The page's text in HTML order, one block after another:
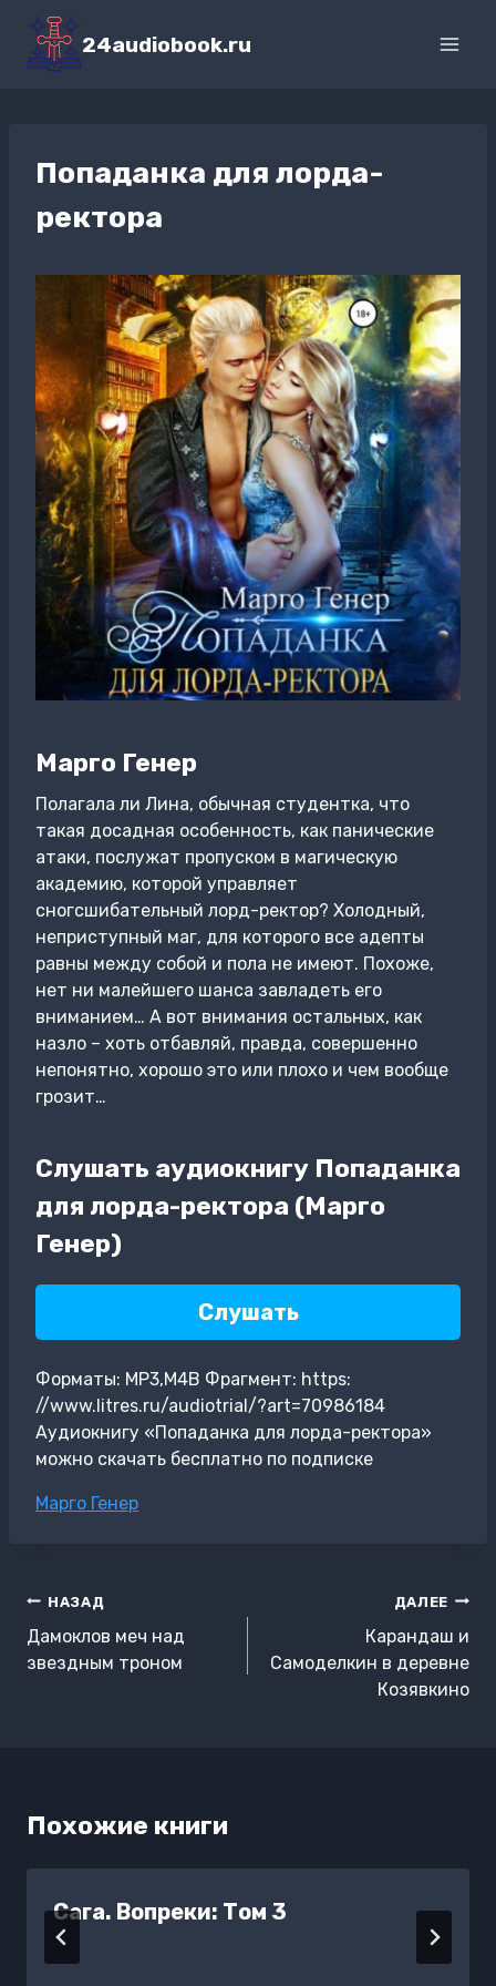
Перейти
содержимому
24audiobook.ru
Попаданка для лорда-
ректора
Марго Генер
Полагала ли Лина, обычная студентка, что
такая досадная особенность, как панические
атаки, послужат пропуском в магическую
академию, которой управляет
сногсшибательный лорд-ректор? Холодный,
неприступный маг, для которого все адепты
равны между собой и пола не имеют. Похоже,
нет ни малейшего шанса завладеть его
вниманием… А вот внимания остальных, как
назло – хоть отбавляй, правда, совершенно
непонятно, хорошо это или плохо и чем вообще
грозит…
Слушать аудиокнигу Попаданка
для лорда-ректора (Марго
Генер)
Слушать
Форматы: MP3,M4B Фрагмент: https:
//www.litres.ru/audiotrial/?art=70986184
Аудиокнигу «Попаданка для лорда-ректора»
можно скачать бесплатно по подписке
Метки
Марго Генер
Навигация
по
записям
НАЗАД
Дамоклов меч над
звездным троном
ДАЛЕЕ
Карандаш и
Самоделкин в деревне
Козявкино
Похожие книги
Сага. Вопреки: Том 3